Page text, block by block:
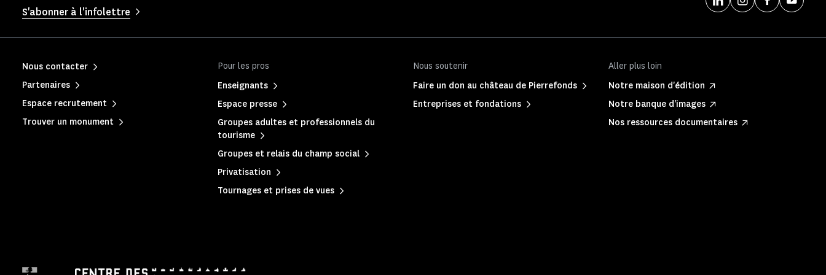
S'abonner à l'infolettre
Pour les pros
Enseignants
Espace presse
Groupes adultes et professionnels du
tourisme
Groupes et relais du champ social
Privatisation
Tournages et prises de vues
Nous soutenir
Faire un don au château de Pierrefonds
Entreprises et fondations
Aller plus loin
Notre maison d'édition
Notre banque d'images
Nos ressources documentaires
Nous contacter
Partenaires
Espace recrutement
Trouver un monument